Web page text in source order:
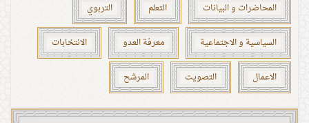
المحاضرات و البيانات التعلم التربوي
السياسية و الاجتماعية معرفة العدو الانتخابات
الاعمال التصويت المرشح